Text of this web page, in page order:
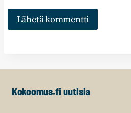
Kokoomus.fi uutisia